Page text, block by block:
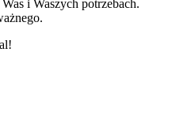
i Waszych potrzebach.